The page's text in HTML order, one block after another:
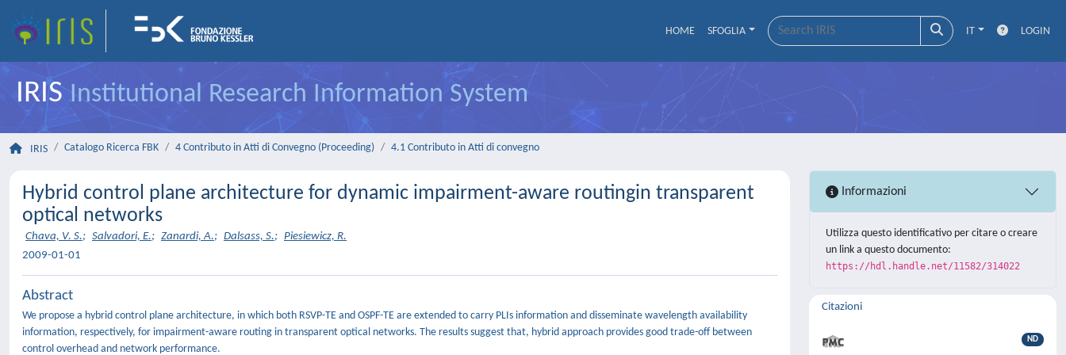
HOME SFOGLIA IT LOGIN
IRISInstitutional Research Information System
IRIS Catalogo Ricerca FBK 4 Contributo in Atti di Convegno (Proceeding) 4.1 Contributo in Atti di convegno
Hybrid control plane architecture for dynamic impairment-aware routingin transparent
optical networks
Chava, V. S.; Salvadori, E.; Zanardi, A.; Dalsass, S.; Piesiewicz, R.
2009-01-01
Abstract
We propose a hybrid control plane architecture, in which both RSVP-TE and OSPF-TE are extended to carry PLIs information and disseminate wavelength availability
information, respectively, for impairment-aware routing in transparent optical networks. The results suggest that, hybrid approach provides good trade-off between
control overhead and network performance.
Informazioni
Utilizza questo identificativo per citare o creare
un link a questo documento:
https://hdl.handle.net/11582/314022
Citazioni
ND